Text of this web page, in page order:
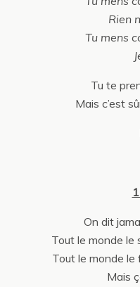
Rien
Tu mens
Tu te
Mais c’est
On dit
Tout le monde le
Tout le monde le
Mais